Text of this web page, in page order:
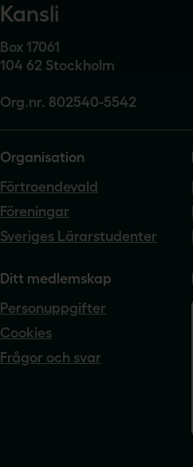
Kansli
Box 17061
104 62 Stockholm
Org.nr. 802540-5542
Organisation
Förtroendevald
Föreningar
Sveriges Lärarstudenter
Ditt medlemskap
Personuppgifter
Cookies
Frågor och svar